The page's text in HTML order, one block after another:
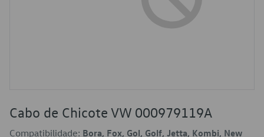
Cabo de Chicote VW 000979119A
Compatibilidade: Bora, Fox, Gol, Golf, Jetta, Kombi, New